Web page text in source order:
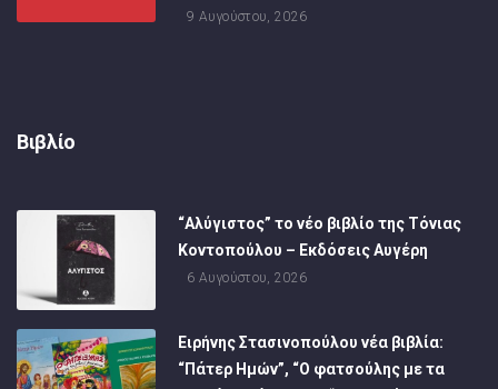
9 Αυγούστου, 2026
Βιβλίο
“Αλύγιστος” το νέο βιβλίο της Τόνιας
Κοντοπούλου – Εκδόσεις Αυγέρη
6 Αυγούστου, 2026
Ειρήνης Στασινοπούλου νέα βιβλία:
“Πάτερ Ημών”, “Ο φατσούλης με τα